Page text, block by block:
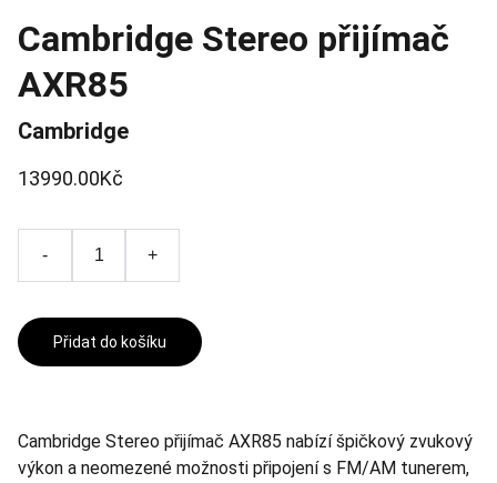
Cambridge Stereo přijímač
AXR85
Cambridge
13990.00Kč
- +
Přidat do košíku
Cambridge Stereo přijímač AXR85 nabízí špičkový zvukový
výkon a neomezené možnosti připojení s FM/AM tunerem,